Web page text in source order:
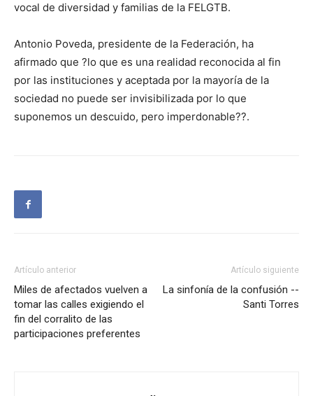
vocal de diversidad y familias de la FELGTB.
Antonio Poveda, presidente de la Federación, ha
afirmado que ?lo que es una realidad reconocida al fin
por las instituciones y aceptada por la mayoría de la
sociedad no puede ser invisibilizada por lo que
suponemos un descuido, pero imperdonable??.
Artículo anterior
Miles de afectados vuelven a
tomar las calles exigiendo el
fin del corralito de las
participaciones preferentes
Artículo siguiente
La sinfonía de la confusión --
Santi Torres